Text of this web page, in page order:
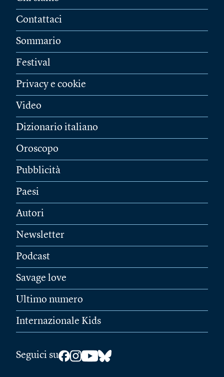
Contattaci
Sommario
Festival
Privacy e cookie
Video
Dizionario italiano
Oroscopo
Pubblicità
Paesi
Autori
Newsletter
Podcast
Savage love
Ultimo numero
Internazionale Kids
Seguici su